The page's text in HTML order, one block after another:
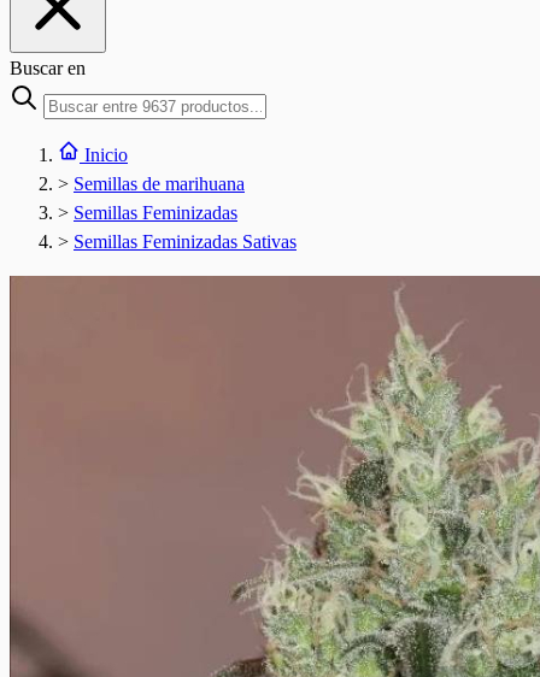
Buscar en
Inicio
> Semillas de marihuana
> Semillas Feminizadas
> Semillas Feminizadas Sativas